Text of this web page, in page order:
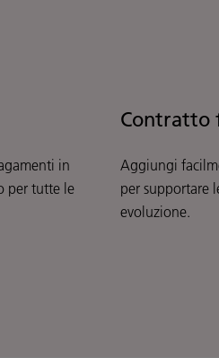
in
per tutte le
Contratto
Aggiungi
per supportare
evoluzione.